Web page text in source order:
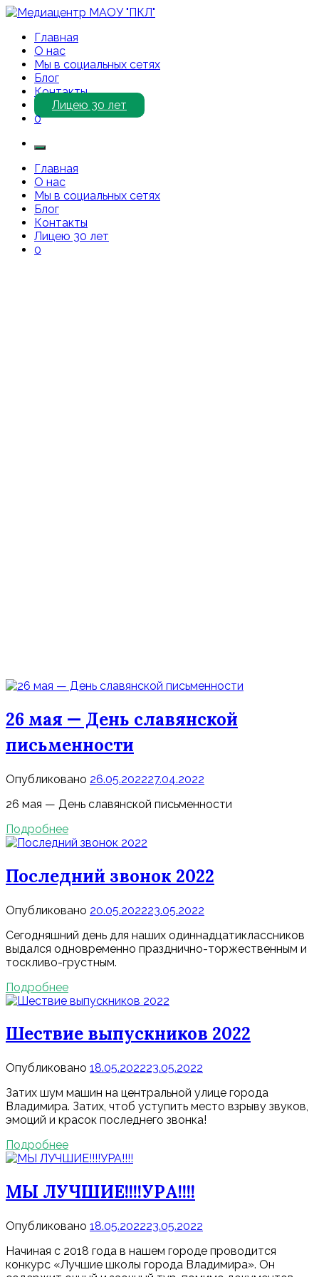
Перейти
содержимому
Медиацентр МАОУ "ПКЛ"
Приветствуем Вас на нашем сайте!
Главная
О нас
Мы в социальных сетях
Блог
Контакты
Лицею 30 лет
0
Главная
О нас
Мы в социальных сетях
Блог
Контакты
Лицею 30 лет
0
26 мая — День славянской
письменности
Опубликовано 26.05.202227.04.2022
26 мая — День славянской письменности
Подробнее
Последний звонок 2022
Опубликовано 20.05.202223.05.2022
Сегодняшний день для наших одиннадцатиклассников
выдался одновременно празднично-торжественным и
тоскливо-грустным.
Подробнее
Шествие выпускников 2022
Опубликовано 18.05.202223.05.2022
Затих шум машин на центральной улице города
Владимира. Затих, чтоб уступить место взрыву звуков,
эмоций и красок последнего звонка!
Подробнее
МЫ ЛУЧШИЕ!!!!УРА!!!!
Опубликовано 18.05.202223.05.2022
Начиная с 2018 года в нашем городе проводится
конкурс «Лучшие школы города Владимира». Он